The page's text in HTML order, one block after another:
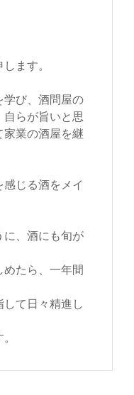
ます。
学び、酒問屋の
らが旨いと思
家業の酒屋を継
じる酒をメイ
に、酒にも旬が
たら、一年間
て日々精進し